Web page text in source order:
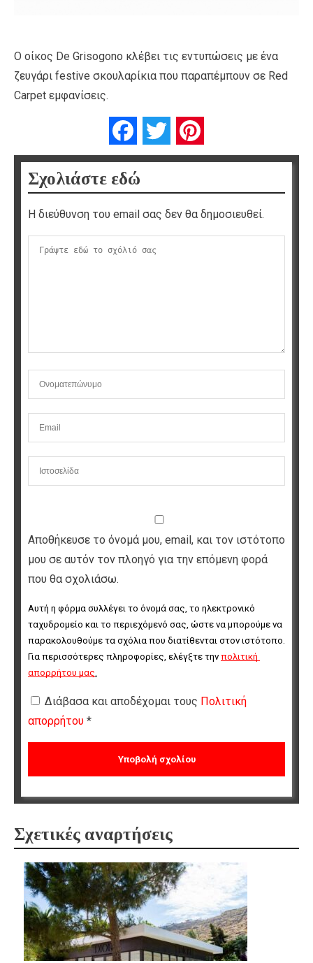
Ο οίκος De Grisogono κλέβει τις εντυπώσεις με ένα
ζευγάρι festive σκουλαρίκια που παραπέμπουν σε Red
Carpet εμφανίσεις.
FacebookTwitter
Σχολιάστε εδώ
Η διεύθυνση του email σας δεν θα δημοσιευθεί.
Αποθήκευσε το όνομά μου, email, και τον ιστότοπο
μου σε αυτόν τον πλοηγό για την επόμενη φορά
που θα σχολιάσω.
Αυτή η φόρμα συλλέγει το όνομά σας, το ηλεκτρονικό
ταχυδρομείο και το περιεχόμενό σας, ώστε να μπορούμε να
παρακολουθούμε τα σχόλια που διατίθενται στον ιστότοπο.
Για περισσότερες πληροφορίες, ελέγξτε την πολιτική
απορρήτου μας.
Διάβασα και αποδέχομαι τους Πολιτική
απορρήτου *
Σχετικές αναρτήσεις